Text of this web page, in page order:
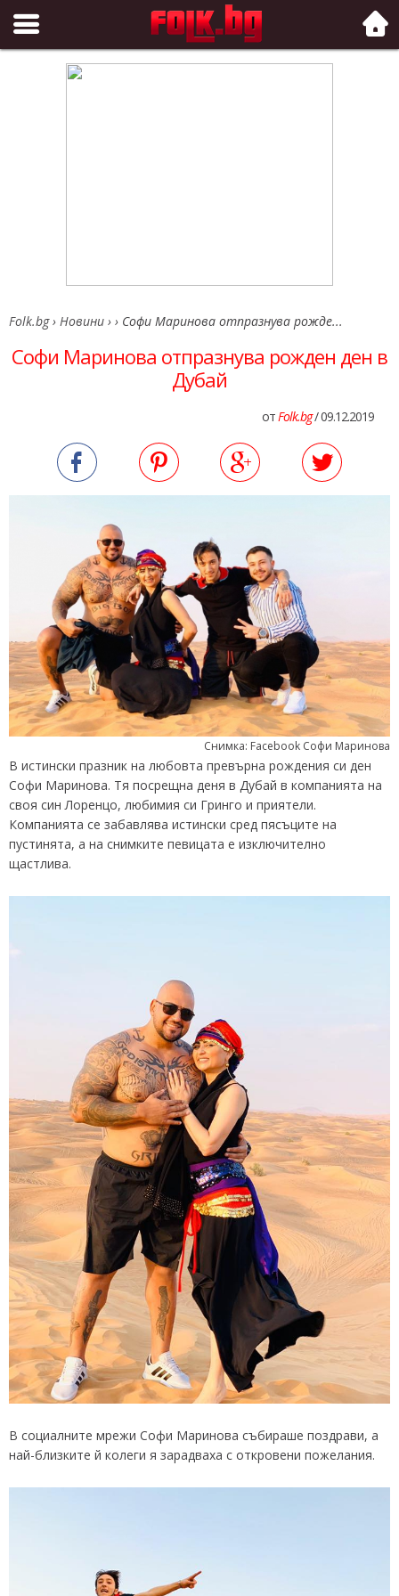
Folk.bg
Folk.bg › Новини › › Софи Маринова отпразнува рожде...
Софи Маринова отпразнува рожден ден в
Дубай
отFolk.bg/ 09.12.2019
Снимка: Facebook Софи Маринова
В истински празник на любовта превърна рождения си ден
Софи Маринова. Тя посрещна деня в Дубай в компанията на
своя син Лоренцо, любимия си Гринго и приятели.
Компанията се забавлява истински сред пясъците на
пустинята, а на снимките певицата е изключително
щастлива.
В социалните мрежи Софи Маринова събираше поздрави, а
най-близките й колеги я зарадваха с откровени пожелания.